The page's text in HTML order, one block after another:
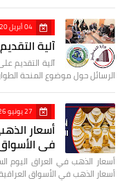
04 أبريل 2020
آلية
آلية التقديم
الرسائل حول موضوع المنحة
27 يونيو 2026
أسعار
في
أسعار الذهب في العراق اليوم
أسعار الذهب في الأسواق